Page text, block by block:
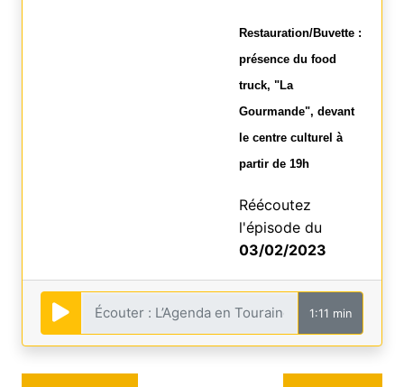
Restauration/Buvette :
présence du food
truck, "La
Gourmande", devant
le centre culturel à
partir de 19h
Réécoutez
l'épisode du
03/02/2023
1:11 min